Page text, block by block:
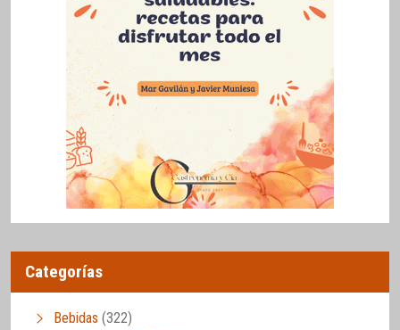
Categorías
Bebidas (322)